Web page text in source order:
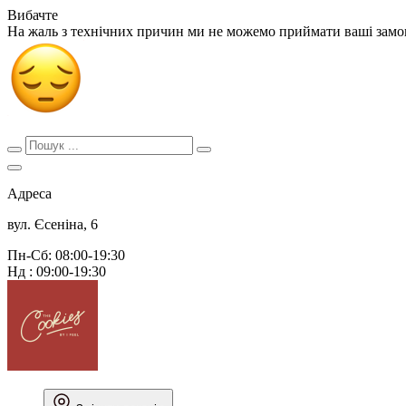
Вибачте
На жаль з технічних причин ми не можемо приймати ваші
Адреса
вул. Єсеніна, 6
Пн-Сб: 08:00-19:30
Нд : 09:00-19:30